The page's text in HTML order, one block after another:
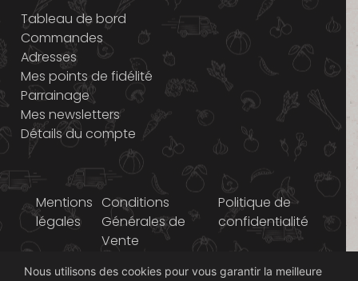
Tableau de bord
Commandes
Adresses
Mes points de fidélité
Parrainage
Mes newsletters
Détails du compte
Mentions
légales
Conditions
Générales de
Vente
Politique de
confidentialité
Nous utilisons des cookies pour vous garantir la meilleure